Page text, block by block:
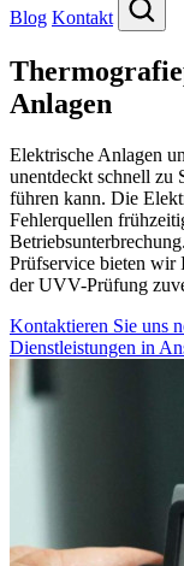
Blog Kontakt
Anlagen
Elektrische Anlagen
unentdeckt schnell zu
führen kann. Die
Fehlerquellen
Prüfservice bieten wir
der UVV-Prüfung
Kontaktieren Sie uns
Dienstleistungen in